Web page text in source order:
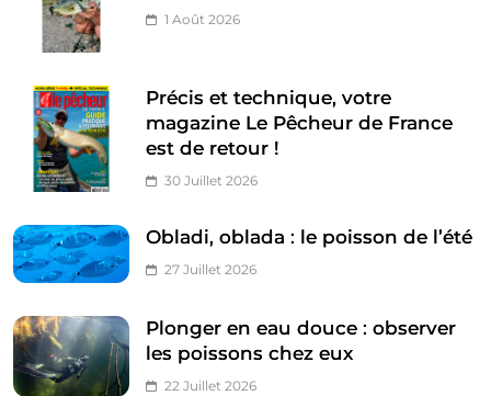
1 Août 2026
Précis et technique, votre
magazine Le Pêcheur de France
est de retour !
30 Juillet 2026
Obladi, oblada : le poisson de l’été
27 Juillet 2026
Plonger en eau douce : observer
les poissons chez eux
22 Juillet 2026